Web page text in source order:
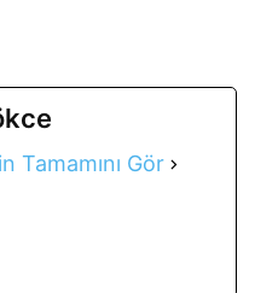
Tamamını Gör